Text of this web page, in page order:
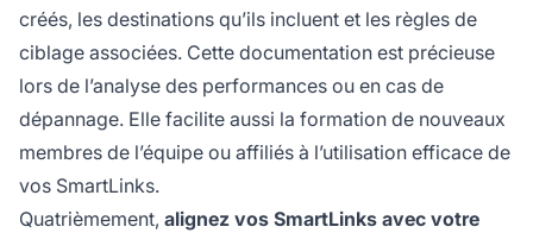
créés, les destinations qu’ils incluent et les règles de
ciblage associées. Cette documentation est précieuse
lors de l’analyse des performances ou en cas de
dépannage. Elle facilite aussi la formation de nouveaux
membres de l’équipe ou affiliés à l’utilisation efficace de
vos SmartLinks.
Quatrièmement, alignez vos SmartLinks avec votre